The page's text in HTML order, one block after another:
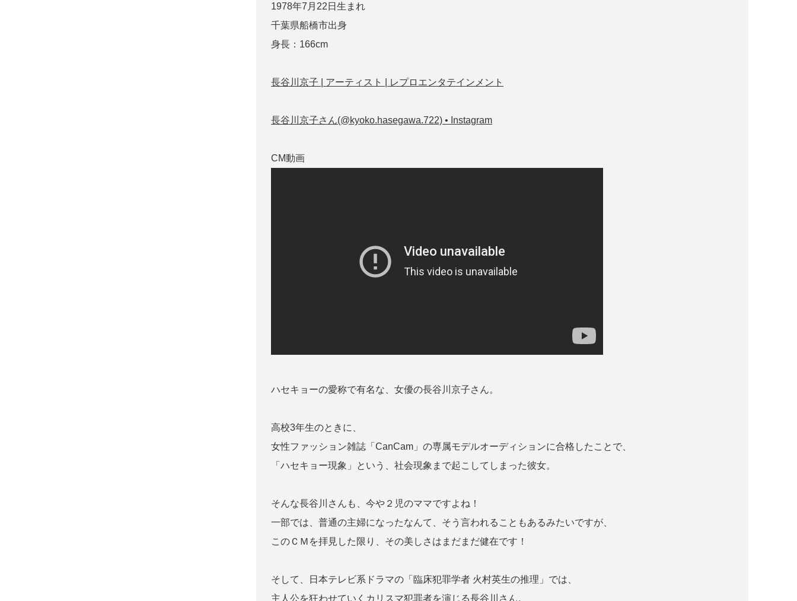
1978年7月22日生まれ
千葉県船橋市出身
身長：166cm
長谷川京子 | アーティスト | レプロエンタテインメント
長谷川京子さん(@kyoko.hasegawa.722) • Instagram
CM動画
ハセキョーの愛称で有名な、女優の長谷川京子さん。
高校3年生のときに、
女性ファッション雑誌「CanCam」の専属モデルオーディションに合格したことで、
「ハセキョー現象」という、社会現象まで起こしてしまった彼女。
そんな長谷川さんも、今や２児のママですよね！
一部では、普通の主婦になったなんて、そう言われることもあるみたいですが、
このＣＭを拝見した限り、その美しさはまだまだ健在です！
そして、日本テレビ系ドラマの「臨床犯罪学者 火村英生の推理」では、
主人公を狂わせていくカリスマ犯罪者を演じる長谷川さん。